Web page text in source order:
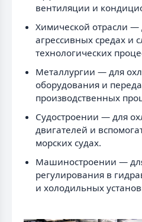
вентиляции и
Химической отрасли —
агрессивных средах и
технологических
Металлургии — для
оборудования и
производственных
Судостроении — для
двигателей и
морских судах.
Машиностроении —
регулирования в
и холодильных